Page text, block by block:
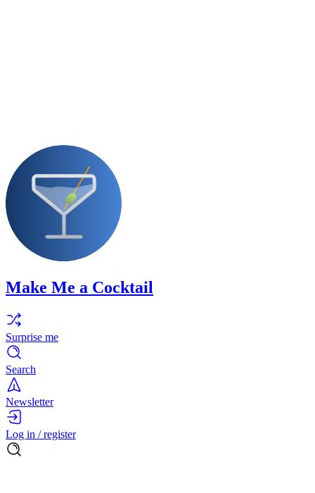
Make Me a Cocktail
Surprise me
Search
Newsletter
Log in / register